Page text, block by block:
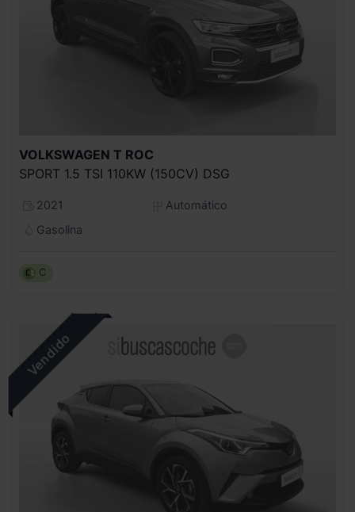
VOLKSWAGEN T ROC
SPORT 1.5 TSI 110KW (150CV) DSG
2021
Automático
Gasolina
C